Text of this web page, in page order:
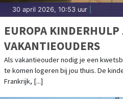
30 april 2026, 10:53 uur
EUROPA KINDERHULP
VAKANTIEOUDERS
Als vakantieouder nodig je een
te komen logeren bij jou thuis. De
Frankrijk, [...]